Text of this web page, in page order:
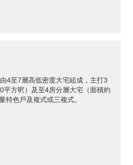
4至7層高低密度大宅組成，主打3
平方呎）及至4房分層大宅（面積約
特色戶及複式或三複式。